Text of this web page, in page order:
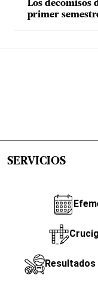
Los decomisos
primer
SERVICIOS